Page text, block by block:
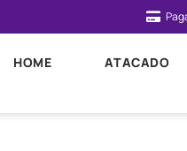
HOME ATACADO